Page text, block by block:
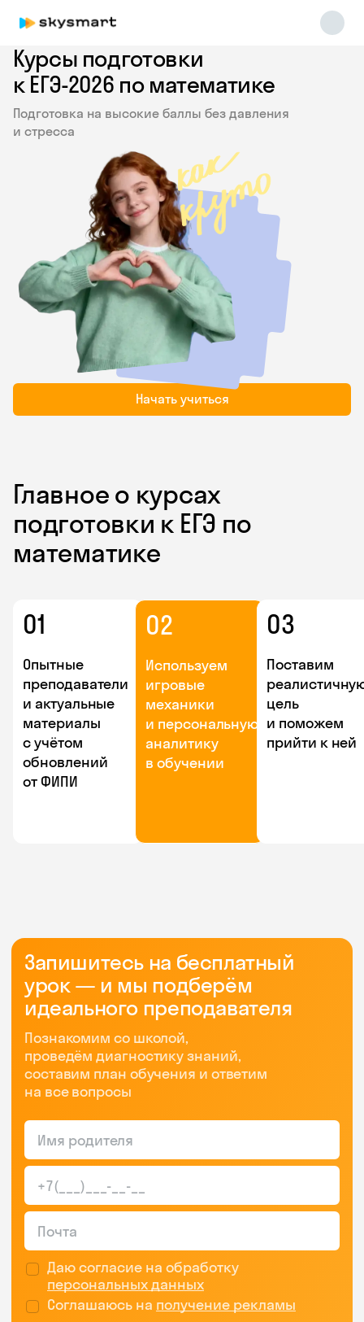
Курсы подготовки
к ЕГЭ-2026 по математике
Подготовка на высокие баллы без давления
и стресса
Начать учиться
Главное о курсах
подготовки к ЕГЭ по
математике
01
Опытные
преподаватели
и актуальные
материалы
с учётом
обновлений
от ФИПИ
02
Используем
игровые
механики
и персональную
аналитику
в обучении
03
Поставим
цель
и поможем
прийти к ней
Запишитесь на бесплатный
урок — и мы подберём
идеального преподавателя
Познакомим со школой,
проведём диагностику знаний,
составим план обучения и ответим
на все вопросы
Даю согласие на обработку
персональных данных
Соглашаюсь на получение рекламы
Skysmart Chat